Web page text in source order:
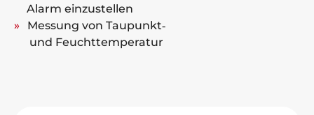
Alarm einzustellen
Messung von Taupunkt‐
und Feuchttemperatur